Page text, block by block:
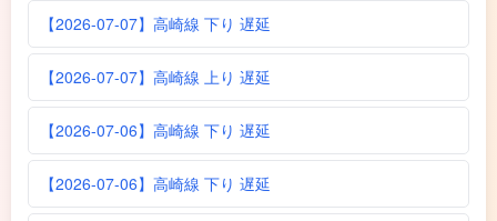
【2026-07-07】高崎線 下り 遅延
【2026-07-07】高崎線 上り 遅延
【2026-07-06】高崎線 下り 遅延
【2026-07-06】高崎線 下り 遅延